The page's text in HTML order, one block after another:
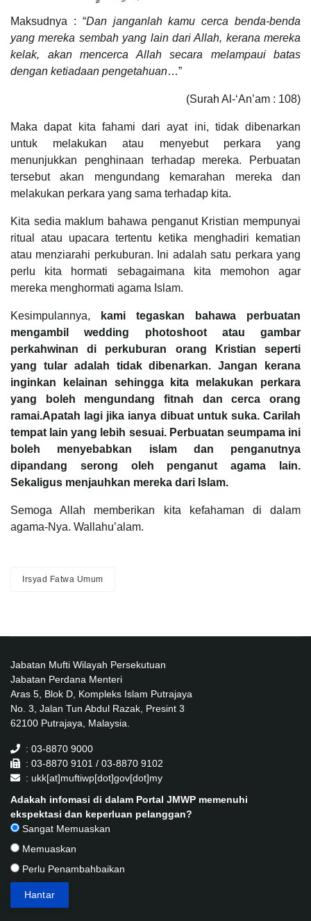
Maksudnya : “Dan janganlah kamu cerca benda-benda
yang mereka sembah yang lain dari Allah, kerana mereka
kelak, akan mencerca Allah secara melampaui batas
dengan ketiadaan pengetahuan…”
(Surah Al-‘An’am : 108)
Maka dapat kita fahami dari ayat ini, tidak dibenarkan
untuk melakukan atau menyebut perkara yang
menunjukkan penghinaan terhadap mereka. Perbuatan
tersebut akan mengundang kemarahan mereka dan
melakukan perkara yang sama terhadap kita.
Kita sedia maklum bahawa penganut Kristian mempunyai
ritual atau upacara tertentu ketika menghadiri kematian
atau menziarahi perkuburan. Ini adalah satu perkara yang
perlu kita hormati sebagaimana kita memohon agar
mereka menghormati agama Islam.
Kesimpulannya,
kami tegaskan bahawa perbuatan
mengambil wedding photoshoot atau gambar
perkahwinan di perkuburan orang Kristian seperti
yang tular adalah tidak dibenarkan. Jangan kerana
inginkan kelainan sehingga kita melakukan perkara
yang boleh mengundang fitnah dan cerca orang
ramai.Apatah lagi jika ianya dibuat untuk suka. Carilah
tempat lain yang lebih sesuai. Perbuatan seumpama ini
boleh menyebabkan islam dan penganutnya
dipandang serong oleh penganut agama lain.
Sekaligus menjauhkan mereka dari Islam.
Semoga Allah memberikan kita kefahaman di dalam
agama-Nya. Wallahu’alam.
Irsyad Fatwa Umum
Jabatan Mufti Wilayah Persekutuan
Jabatan Perdana Menteri
Aras 5, Blok D, Kompleks Islam Putrajaya
No. 3, Jalan Tun Abdul Razak, Presint 3
62100 Putrajaya, Malaysia.
: 03-8870 9000
: 03-8870 9101 / 03-8870 9102
: ukk[at]muftiwp[dot]gov[dot]my
Adakah infomasi di dalam Portal JMWP memenuhi
ekspektasi dan keperluan pelanggan?
Sangat Memuaskan
Memuaskan
Perlu Penambahbaikan